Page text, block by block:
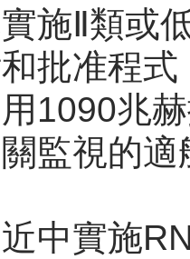
施Ⅱ類或
批准程式
1090兆
監視的適
中實施